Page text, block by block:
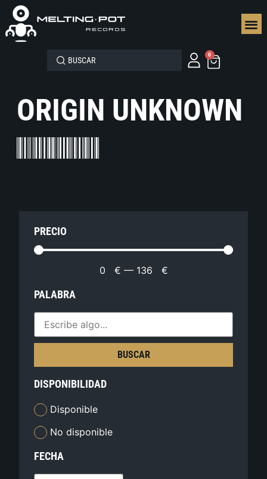
0
ORIGIN UNKNOWN
PRECIO
0 € — 136 €
PALABRA
BUSCAR
DISPONIBILIDAD
Disponible
No disponible
FECHA